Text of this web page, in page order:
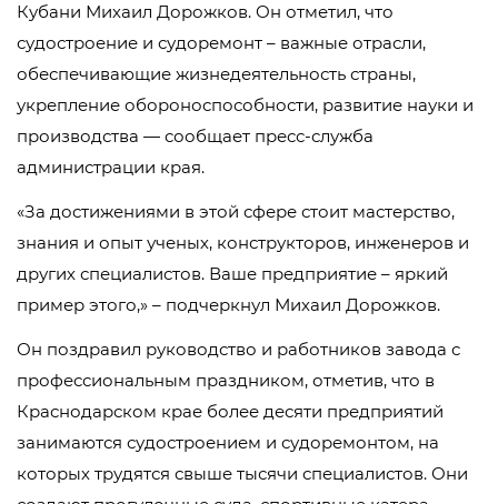
Кубани Михаил Дорожков. Он отметил, что
судостроение и судоремонт – важные отрасли,
обеспечивающие жизнедеятельность страны,
укрепление обороноспособности, развитие науки и
производства — сообщает пресс-служба
администрации края.
«За достижениями в этой сфере стоит мастерство,
знания и опыт ученых, конструкторов, инженеров и
других специалистов. Ваше предприятие – яркий
пример этого,» – подчеркнул Михаил Дорожков.
Он поздравил руководство и работников завода с
профессиональным праздником, отметив, что в
Краснодарском крае более десяти предприятий
занимаются судостроением и судоремонтом, на
которых трудятся свыше тысячи специалистов. Они